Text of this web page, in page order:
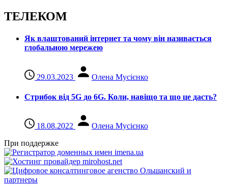
ТЕЛЕКОМ
Як влаштований інтернет та чому він називається
глобальною мережею
29.03.2023 Олена Мусієнко
Стрибок від 5G до 6G. Коли, навіщо та що це даcть?
18.08.2022
Олена Мусієнко
При поддержке